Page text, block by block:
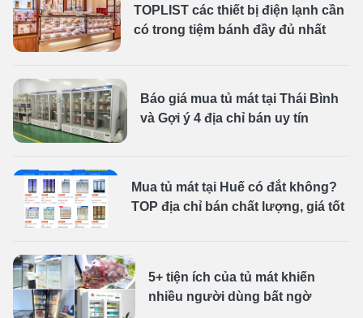
TOPLIST các thiết bị điện lạnh cần
có trong tiệm bánh đầy đủ nhất
Báo giá mua tủ mát tại Thái Bình
và Gợi ý 4 địa chỉ bán uy tín
Mua tủ mát tại Huế có đắt không?
TOP địa chỉ bán chất lượng, giá tốt
5+ tiện ích của tủ mát khiến
nhiều người dùng bất ngờ